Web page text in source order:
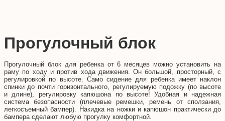
Прогулочный блок
Прогулочный блок для ребенка от 6 месяцев можно установить на
раму по ходу и против хода движения. Он большой, просторный, с
регулировкой по высоте. Само сидение для ребенка имеет наклон
спинки до почти горизонтального, регулируемую подожку (по высоте
и длине), регулировку капюшона по высоте! Удобная и надежная
система безопасности (плечевые ремешки, ремень от сползания,
легкосъемный бампер). Накидка на ножки и капюшон практически до
бампера сделают любую прогулку комфортной.